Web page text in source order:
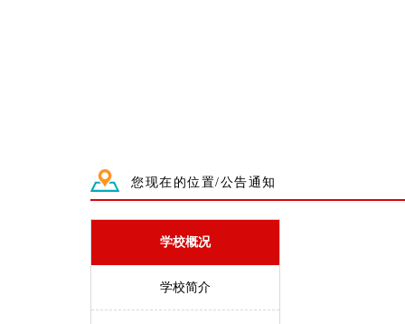
您现在的位置/公告通知
学校概况
学校简介